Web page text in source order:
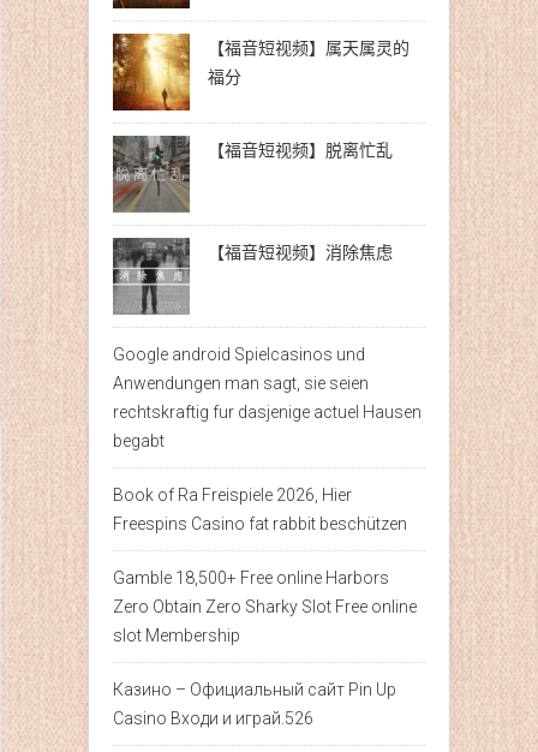
【福音短视频】属天属灵的
福分
【福音短视频】脱离忙乱
【福音短视频】消除焦虑
Google android Spielcasinos und
Anwendungen man sagt, sie seien
rechtskraftig fur dasjenige actuel Hausen
begabt
Book of Ra Freispiele 2026, Hier
Freespins Casino fat rabbit beschützen
Gamble 18,500+ Free online Harbors
Zero Obtain Zero Sharky Slot Free online
slot Membership
Казино – Официальный сайт Pin Up
Casino Входи и играй.526